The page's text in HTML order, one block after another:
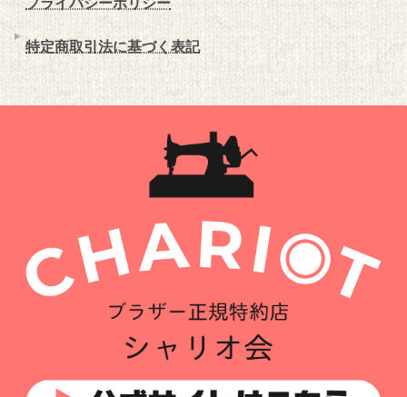
プライバシーポリシー
特定商取引法に基づく表記